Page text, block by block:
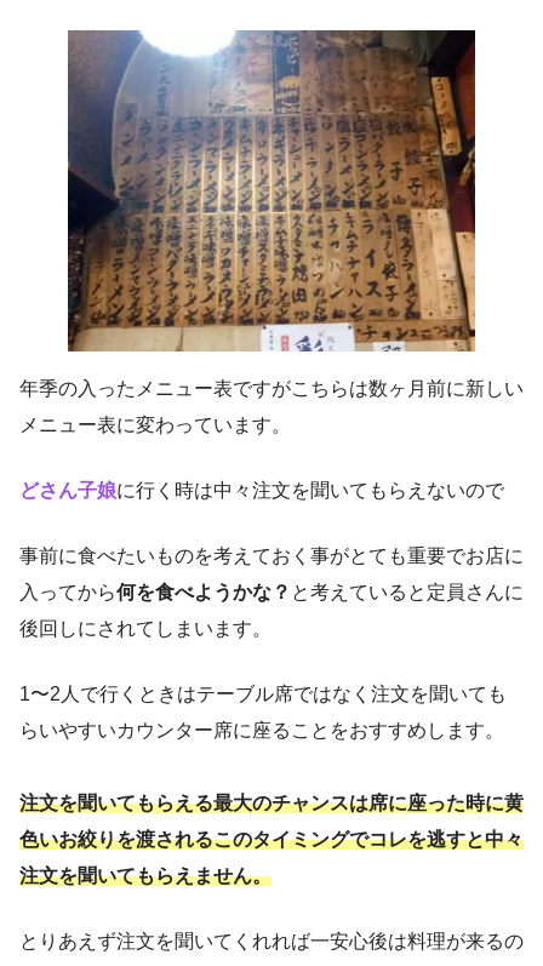
年季の入ったメニュー表ですがこちらは数ヶ月前に新しい
メニュー表に変わっています。
どさん子娘に行く時は中々注文を聞いてもらえないので
事前に食べたいものを考えておく事がとても重要でお店に
入ってから何を食べようかな？ と考えていると定員さんに
後回しにされてしまいます。
1〜2人で行くときはテーブル席ではなく注文を聞いても
らいやすいカウンター席に座ることをおすすめします。
注文を聞いてもらえる最大のチャンスは席に座った時に黄
色いお絞りを渡されるこのタイミングでコレを逃すと中々
注文を聞いてもらえません。
とりあえず注文を聞いてくれれば一安心後は料理が来るの